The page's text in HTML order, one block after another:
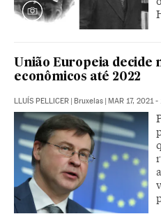
União Europeia decide
econômicos até 2022
LLUÍS PELLICER | Bruxelas | MAR 17, 2021